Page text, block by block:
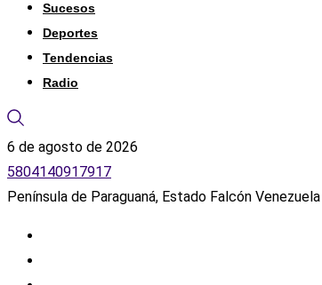
Sucesos
Deportes
Tendencias
Radio
6 de agosto de 2026
5804140917917
Península de Paraguaná, Estado Falcón Venezuela